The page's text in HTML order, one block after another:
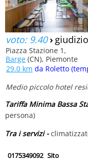
voto: 9.40›
Piazza Stazione 1,
Barge (CN), Piemonte
29.0 km da Roletto
Medio piccolo hotel
Tariffa Minima Bassa
persona)
Tra i servizi -
0175349092 Sito